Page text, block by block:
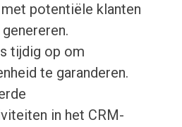
potentiële klanten
tijdig op om
te garanderen.
in het CRM-